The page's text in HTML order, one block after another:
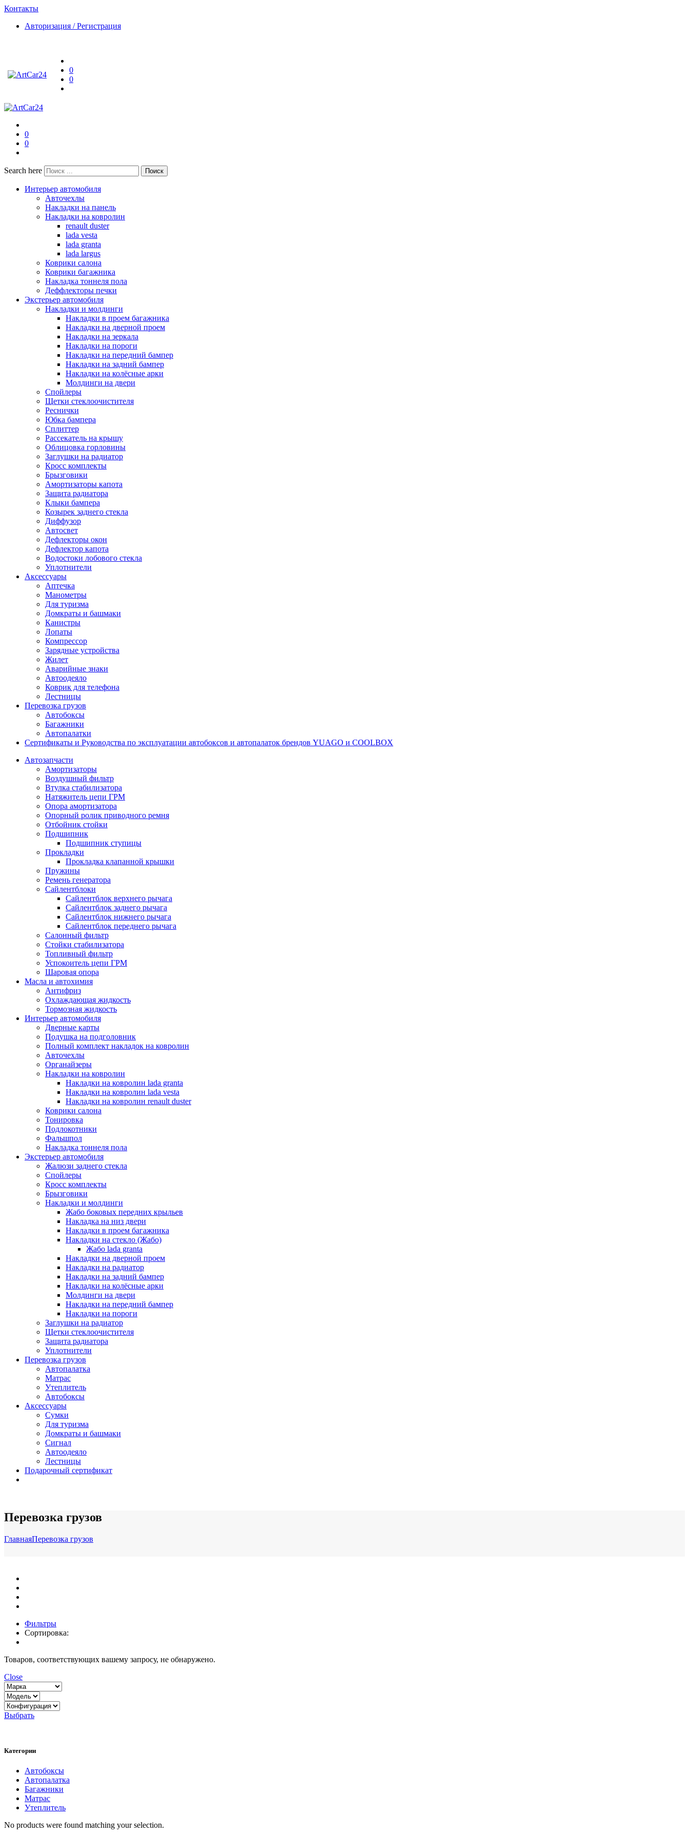
Контакты
Авторизация / Регистрация
0
0
0
0
Search here Поиск
Интерьер автомобиля
Авточехлы
Накладки на панель
Накладки на ковролин
renault duster
lada vesta
lada granta
lada largus
Коврики салона
Коврики багажника
Накладка тоннеля пола
Деффлекторы печки
Экстерьер автомобиля
Накладки и молдинги
Накладки в проем багажника
Накладки на дверной проем
Накладки на зеркала
Накладки на пороги
Накладки на передний бампер
Накладки на задний бампер
Накладки на колёсные арки
Молдинги на двери
Спойлеры
Щетки стеклоочистителя
Реснички
Юбка бампера
Сплиттер
Рассекатель на крышу
Облицовка горловины
Заглушки на радиатор
Кросс комплекты
Брызговики
Амортизаторы капота
Защита радиатора
Клыки бампера
Козырек заднего стекла
Диффузор
Автосвет
Дефлекторы окон
Дефлектор капота
Водостоки лобового стекла
Уплотнители
Аксессуары
Аптечка
Манометры
Для туризма
Домкраты и башмаки
Канистры
Лопаты
Компрессор
Зарядные устройства
Жилет
Аварийные знаки
Автоодеяло
Коврик для телефона
Лестницы
Перевозка грузов
Автобоксы
Багажники
Автопалатки
Сертификаты и Руководства по эксплуатации автобоксов и автопалаток брендов YUAGO и COOLBOX
Автозапчасти
Амортизаторы
Воздушный фильтр
Втулка стабилизатора
Натяжитель цепи ГРМ
Опора амортизатора
Опорный ролик приводного ремня
Отбойник стойки
Подшипник
Подшипник ступицы
Прокладки
Прокладка клапанной крышки
Пружины
Ремень генератора
Сайлентблоки
Сайлентблок верхнего рычага
Сайлентблок заднего рычага
Сайлентблок нижнего рычага
Сайлентблок переднего рычага
Салонный фильтр
Стойки стабилизатора
Топливный фильтр
Успокоитель цепи ГРМ
Шаровая опора
Масла и автохимия
Антифриз
Охлаждающая жидкость
Тормозная жидкость
Интерьер автомобиля
Дверные карты
Подушка на подголовник
Полный комплект накладок на ковролин
Авточехлы
Органайзеры
Накладки на ковролин
Накладки на ковролин lada granta
Накладки на ковролин lada vesta
Накладки на ковролин renault duster
Коврики салона
Тонировка
Подлокотники
Фальшпол
Накладка тоннеля пола
Экстерьер автомобиля
Жалюзи заднего стекла
Спойлеры
Кросс комплекты
Брызговики
Накладки и молдинги
Жабо боковых передних крыльев
Накладка на низ двери
Накладки в проем багажника
Накладки на стекло (Жабо)
Жабо lada granta
Накладки на дверной проем
Накладки на радиатор
Накладки на задний бампер
Накладки на колёсные арки
Молдинги на двери
Накладки на передний бампер
Накладки на пороги
Заглушки на радиатор
Щетки стеклоочистителя
Защита радиатора
Уплотнители
Перевозка грузов
Автопалатка
Матрас
Утеплитель
Автобоксы
Аксессуары
Сумки
Для туризма
Домкраты и башмаки
Сигнал
Автоодеяло
Лестницы
Подарочный сертификат
Перевозка грузов
ГлавнаяПеревозка грузов
Фильтры
Сортировка:
Товаров, соответствующих вашему запросу, не обнаружено.
Close
Выбрать
Категории
Автобоксы
Автопалатка
Багажники
Матрас
Утеплитель
No products were found matching your selection.